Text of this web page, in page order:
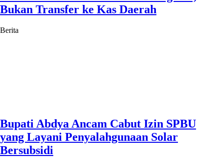
Bukan Transfer ke Kas Daerah
Berita
Bupati Abdya Ancam Cabut Izin SPBU
yang Layani Penyalahgunaan Solar
Bersubsidi